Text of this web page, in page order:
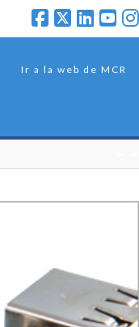
Ir a la web de MCR